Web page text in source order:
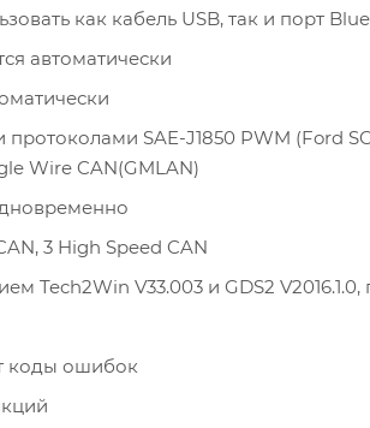
как кабель USB, так и порт
автоматически
SAE-J1850 PWM (Ford
Wire CAN(GMLAN)
3 High Speed CAN
Tech2Win V33.003 и GDS2
коды ошибок